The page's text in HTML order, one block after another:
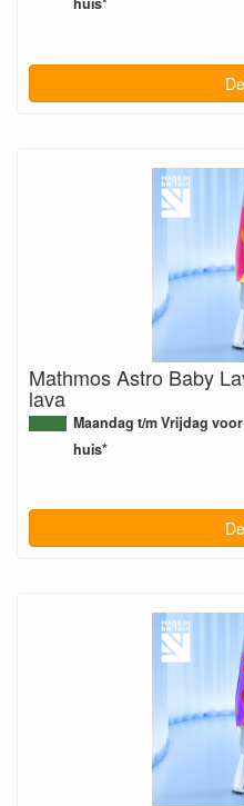
Mathmos Astro Baby
lava
Maandag t/m Vrijdag
huis*